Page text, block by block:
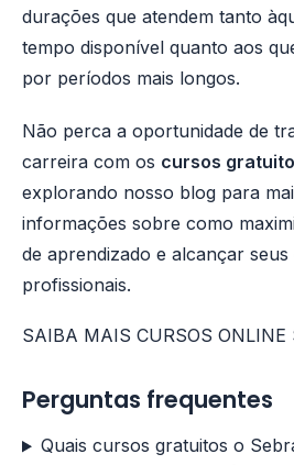
durações que atendem tanto
tempo disponível quanto aos
por períodos mais longos.
Não perca a oportunidade de
carreira com os cursos
explorando nosso blog para
informações sobre como
de aprendizado e alcançar seus
profissionais.
SAIBA MAIS CURSOS ONLINE
Perguntas frequentes
Quais cursos gratuitos o